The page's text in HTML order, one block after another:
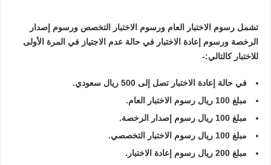
تشمل رسوم الاختبار العام ورسوم الاختبار التخصص ورسوم إصدار
الرخصة ورسوم إعادة الاختبار في حالة عدم الاجتياز في المرة الأولى
للاختبار كالتالي:-
في حالة إعادة الاختبار تصل إلى 500 ريال سعودي.
مبلغ 100 ريال رسوم الاختبار العام.
مبلغ 100 ريال رسوم إصدار الرخصة.
مبلغ 100 ريال رسوم الاختبار التخصصي.
مبلغ 200 ريال رسوم إعادة الاختبار.